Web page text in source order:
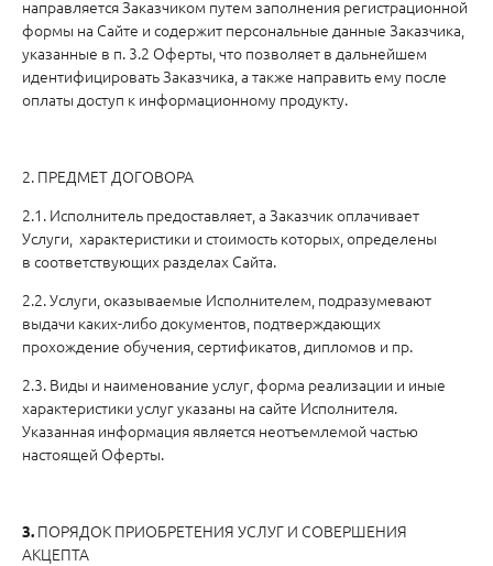
направляется Заказчиком путем заполнения регистрационной
формы на Сайте и содержит персональные данные Заказчика,
указанные в п. 3.2 Оферты, что позволяет в дальнейшем
идентифицировать Заказчика, а также направить ему после
оплаты доступ к информационному продукту.
2. ПРЕДМЕТ ДОГОВОРА
2.1. Исполнитель предоставляет, а Заказчик оплачивает
Услуги, характеристики и стоимость которых, определены
в соответствующих разделах Сайта.
2.2. Услуги, оказываемые Исполнителем, подразумевают
выдачи каких-либо документов, подтверждающих
прохождение обучения, сертификатов, дипломов и пр.
2.3. Виды и наименование услуг, форма реализации и иные
характеристики услуг указаны на сайте Исполнителя.
Указанная информация является неотъемлемой частью
настоящей Оферты.
3. ПОРЯДОК ПРИОБРЕТЕНИЯ УСЛУГ И СОВЕРШЕНИЯ
АКЦЕПТА